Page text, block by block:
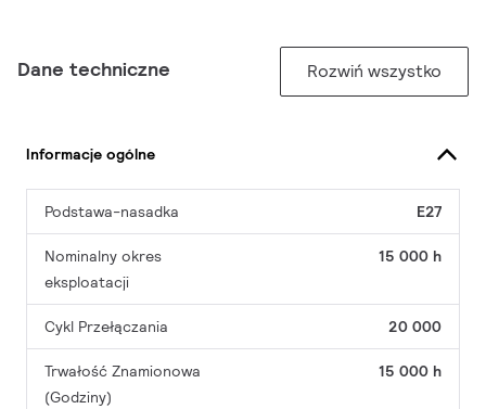
Dane techniczne Rozwiń wszystko
Informacje ogólne
Podstawa-nasadka E27
Nominalny okres
eksploatacji
15 000 h
Cykl Przełączania 20 000
Trwałość Znamionowa
(Godziny)
15 000 h